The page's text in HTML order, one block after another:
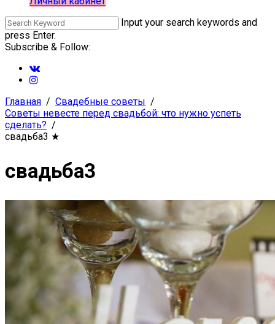
Input your search keywords and
press Enter.
Subscribe & Follow:
Главная
Свадебные советы
Советы невесте перед свадьбой: что нужно успеть
сделать?
свадьба3 ★
свадьба3